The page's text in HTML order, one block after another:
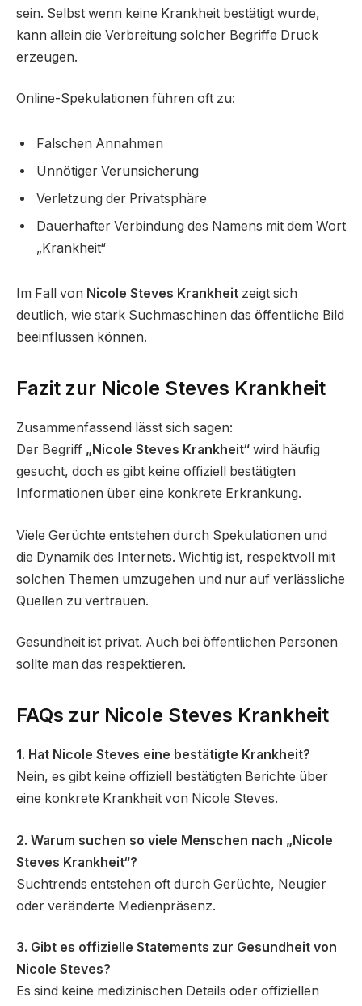
sein. Selbst wenn keine Krankheit bestätigt wurde,
kann allein die Verbreitung solcher Begriffe Druck
erzeugen.
Online-Spekulationen führen oft zu:
Falschen Annahmen
Unnötiger Verunsicherung
Verletzung der Privatsphäre
Dauerhafter Verbindung des Namens mit dem Wort
„Krankheit“
Im Fall von Nicole Steves Krankheit zeigt sich
deutlich, wie stark Suchmaschinen das öffentliche Bild
beeinflussen können.
Fazit zur Nicole Steves Krankheit
Zusammenfassend lässt sich sagen:
Der Begriff „Nicole Steves Krankheit“ wird häufig
gesucht, doch es gibt keine offiziell bestätigten
Informationen über eine konkrete Erkrankung.
Viele Gerüchte entstehen durch Spekulationen und
die Dynamik des Internets. Wichtig ist, respektvoll mit
solchen Themen umzugehen und nur auf verlässliche
Quellen zu vertrauen.
Gesundheit ist privat. Auch bei öffentlichen Personen
sollte man das respektieren.
FAQs zur Nicole Steves Krankheit
1. Hat Nicole Steves eine bestätigte Krankheit?
Nein, es gibt keine offiziell bestätigten Berichte über
eine konkrete Krankheit von Nicole Steves.
2. Warum suchen so viele Menschen nach „Nicole
Steves Krankheit“?
Suchtrends entstehen oft durch Gerüchte, Neugier
oder veränderte Medienpräsenz.
3. Gibt es offizielle Statements zur Gesundheit von
Nicole Steves?
Es sind keine medizinischen Details oder offiziellen